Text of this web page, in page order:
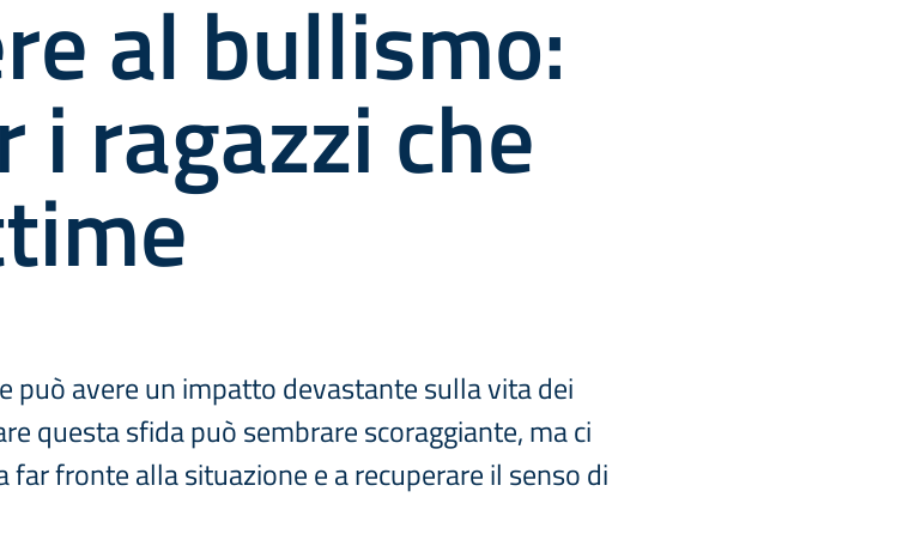
al bullismo:
i ragazzi che
può avere un impatto devastante sulla vita dei
questa sfida può sembrare scoraggiante, ma ci
fronte alla situazione e a recuperare il senso di